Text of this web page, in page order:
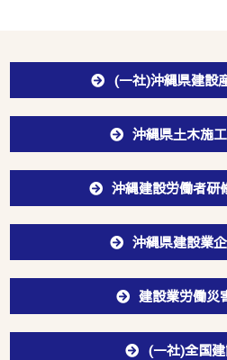
(一社)沖縄県建設
沖縄県土木施
沖縄建設労働者研
沖縄県建設業
建設業労働災
(一社)全国